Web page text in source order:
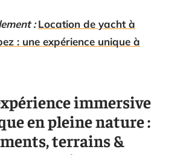
: Location de yacht à
: une expérience unique à
immersive
en pleine nature :
terrains &